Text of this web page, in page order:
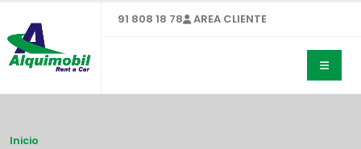
91 808 18 78 AREA CLIENTE
Inicio